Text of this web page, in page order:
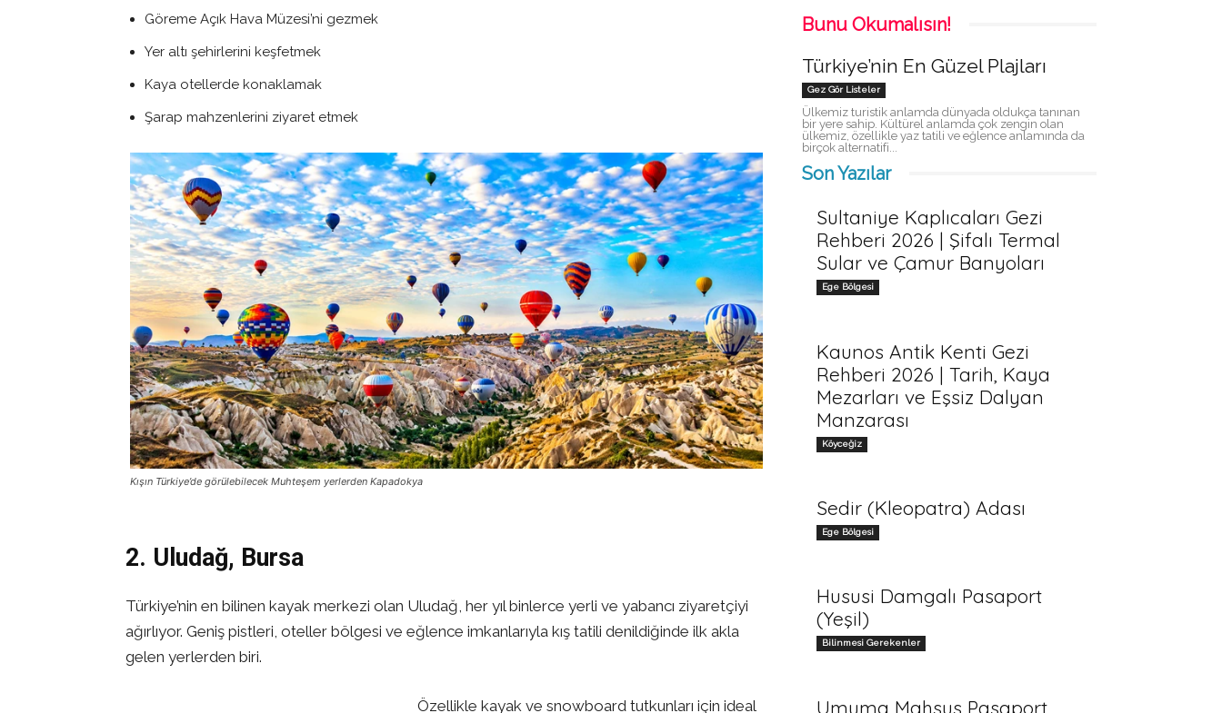
Göreme Açık Hava Müzesi’ni gezmek
Yer altı şehirlerini keşfetmek
Kaya otellerde konaklamak
Şarap mahzenlerini ziyaret etmek
Kışın Türkiye’de görülebilecek Muhteşem yerlerden Kapadokya
2. Uludağ, Bursa
Türkiye’nin en bilinen kayak merkezi olan Uludağ, her yıl binlerce yerli ve yabancı ziyaretçiyi
ağırlıyor. Geniş pistleri, oteller bölgesi ve eğlence imkanlarıyla kış tatili denildiğinde ilk akla
gelen yerlerden biri.
Özellikle kayak ve snowboard tutkunları için ideal
Bunu Okumalısın!
Türkiye’nin En Güzel Plajları
Gez Gör Listeler
Ülkemiz turistik anlamda dünyada oldukça tanınan
bir yere sahip. Kültürel anlamda çok zengin olan
ülkemiz, özellikle yaz tatili ve eğlence anlamında da
birçok alternatifi...
Son Yazılar
Sultaniye Kaplıcaları Gezi
Rehberi 2026 | Şifalı Termal
Sular ve Çamur Banyoları
Ege Bölgesi
Kaunos Antik Kenti Gezi
Rehberi 2026 | Tarih, Kaya
Mezarları ve Eşsiz Dalyan
Manzarası
Köyceğiz
Sedir (Kleopatra) Adası
Ege Bölgesi
Hususi Damgalı Pasaport
(Yeşil)
Bilinmesi Gerekenler
Umuma Mahsus Pasaport